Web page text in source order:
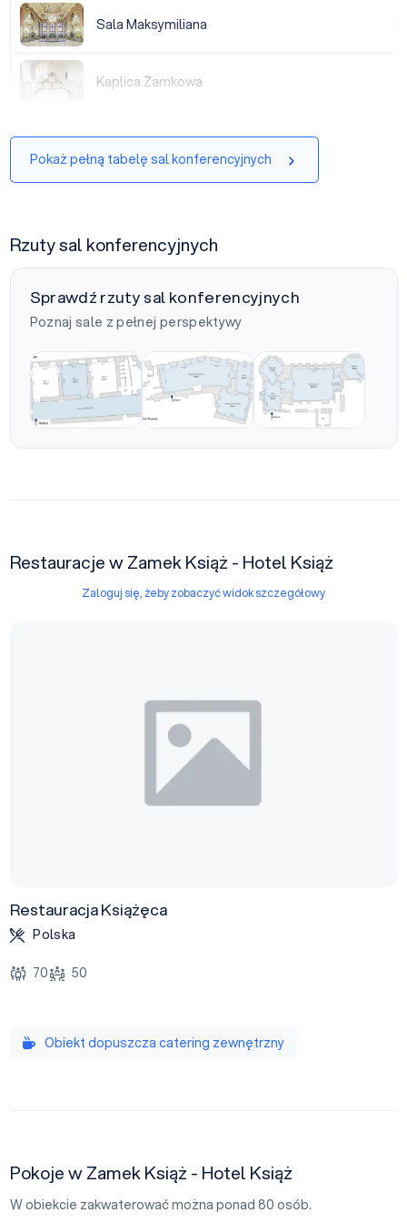
Sala Maksymiliana
Sala Maksymiliana
Kaplica Zamkowa
Kaplica Zamkowa
Pokaż pełną tabelę sal konferencyjnych
Rzuty sal konferencyjnych
Sprawdź rzuty sal konferencyjnych
Poznaj sale z pełnej perspektywy
Sale Jana Henryka Kompleks Sali KrzywejKompleks Sali Balowej
Restauracje w Zamek Książ - Hotel Książ
Zaloguj się, żeby zobaczyć widok szczegółowy
Restauracja Książęca
Polska
70 50
Obiekt dopuszcza catering zewnętrzny
Pokoje w Zamek Książ - Hotel Książ
W obiekcie zakwaterować można ponad 80 osób.